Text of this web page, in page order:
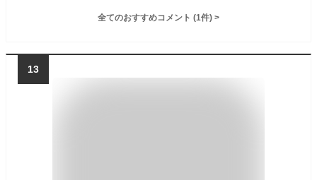
全てのおすすめコメント (1件) >
13